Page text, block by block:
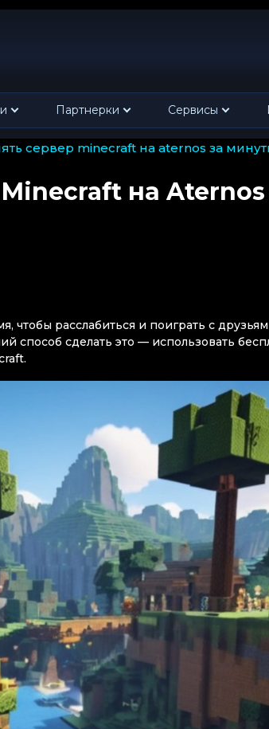
Партнерки Сервисы
сервер minecraft на aternos за
на
чтобы расслабиться и поиграть с
способ сделать это — использовать